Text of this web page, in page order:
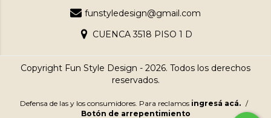
funstyledesign@gmail.com
CUENCA 3518 PISO 1 D
Copyright Fun Style Design - 2026. Todos los derechos
reservados.
Defensa de las y los consumidores. Para reclamos ingresá acá. /
Botón de arrepentimiento